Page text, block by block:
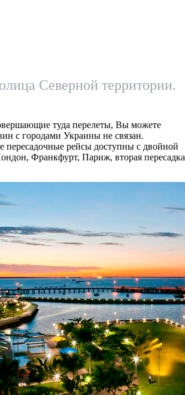
Северной территории.
туда перелеты, Вы можете
с городами Украины не связан.
рейсы доступны с двойной
Франкфурт, Париж, вторая пересадка